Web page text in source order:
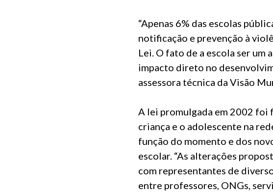
“Apenas 6% das escolas
notificação e prevenção à
Lei. O fato de a escola ser um
impacto direto no
assessora técnica da Visão
A lei promulgada em 2002 foi
criança e o adolescente na
função do momento e dos
escolar. “As alterações
com representantes de
entre professores, ONGs,